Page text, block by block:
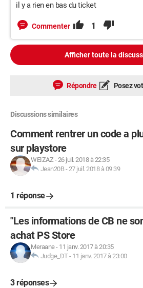
il y a rien en bas du ticket
Commenter 1
Afficher toute la
Répondre Posez
Discussions similaires
Comment rentrer un code a
sur playstore
WEIZAZ-26 juil. 2018 à 22:35
Jean20B-27 juil. 2018 à 09:39
1 réponse
"Les informations de CB ne
achat PS Store
Meraane- 11 janv. 2017 à 20:35
Judge_DT- 11 janv. 2017 à 23:00
3 réponses